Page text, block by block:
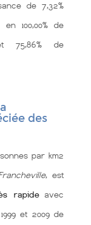
de 7,32%
100,00% de
75,86% de
des
par km2
, est
rapideavec
et 2009 de